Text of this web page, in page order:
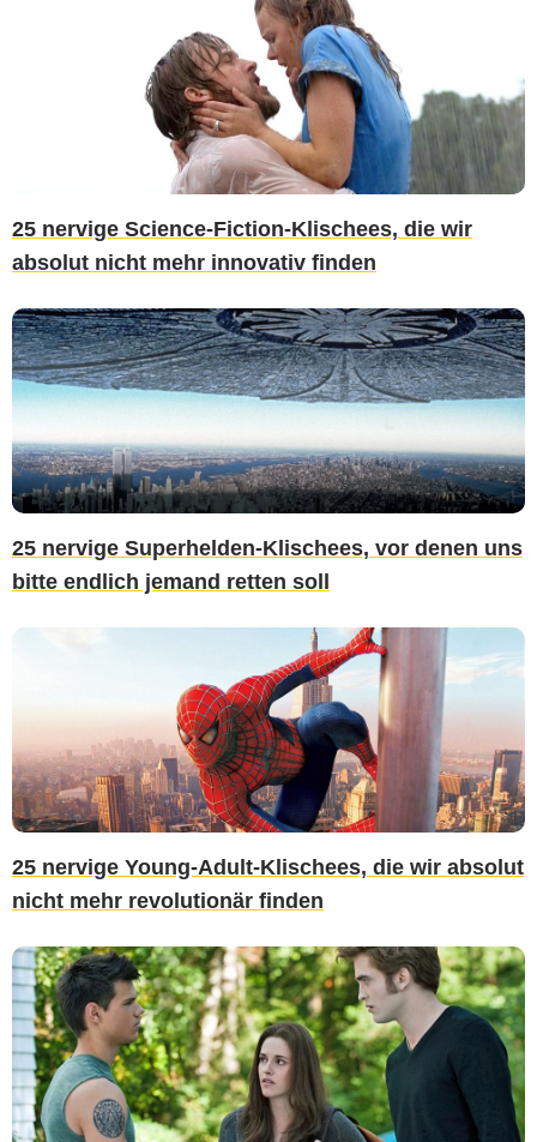
25 nervige Science-Fiction-Klischees, die wir
absolut nicht mehr innovativ finden
25 nervige Superhelden-Klischees, vor denen uns
bitte endlich jemand retten soll
25 nervige Young-Adult-Klischees, die wir absolut
nicht mehr revolutionär finden